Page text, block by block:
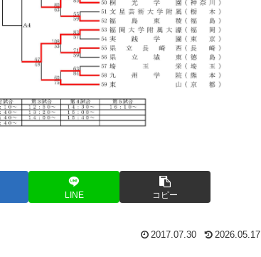
LINE コピー
2017.07.30 2026.05.17